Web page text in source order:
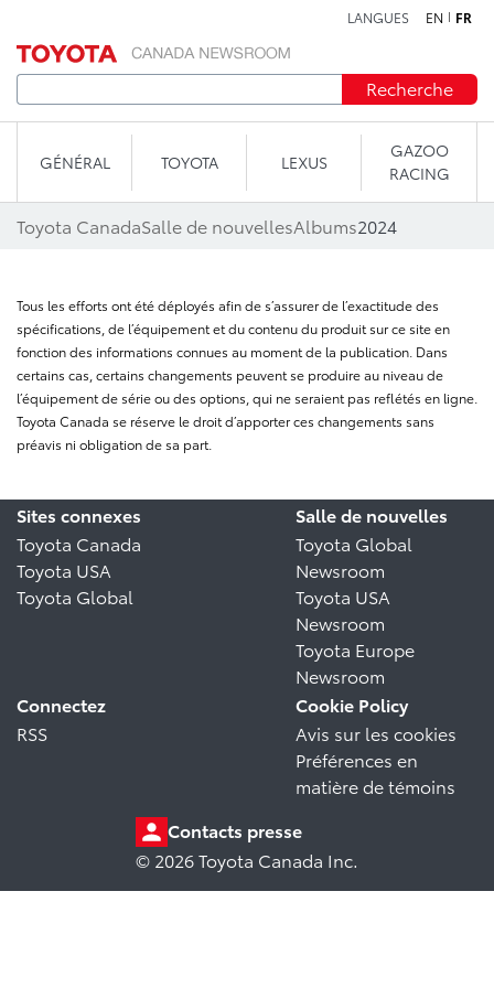
LANGUES EN FR
Recherche
GÉNÉRAL TOYOTA LEXUS
GAZOO
RACING
Toyota CanadaSalle de nouvellesAlbums2024
Tous les efforts ont été déployés afin de s’assurer de l’exactitude des
spécifications, de l’équipement et du contenu du produit sur ce site en
fonction des informations connues au moment de la publication. Dans
certains cas, certains changements peuvent se produire au niveau de
l’équipement de série ou des options, qui ne seraient pas reflétés en ligne.
Toyota Canada se réserve le droit d’apporter ces changements sans
préavis ni obligation de sa part.
Sites connexes
Toyota Canada
Toyota USA
Toyota Global
Salle de nouvelles
Toyota Global
Newsroom
Toyota USA
Newsroom
Toyota Europe
Newsroom
Connectez
RSS
Cookie Policy
Avis sur les cookies
Préférences en
matière de témoins
Contacts presse
© 2026 Toyota Canada Inc.